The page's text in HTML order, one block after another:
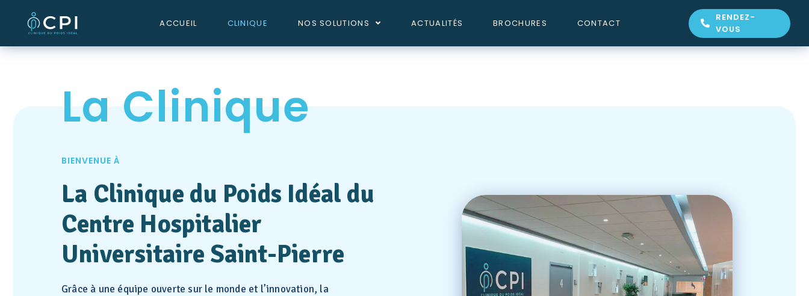
ACCUEIL CLINIQUE NOS SOLUTIONS ACTUALITÉS BROCHURES CONTACT
RENDEZ-
VOUS
La Clinique
BIENVENUE À
La Clinique du Poids Idéal du
Centre Hospitalier
Universitaire Saint-Pierre
Grâce à une équipe ouverte sur le monde et l’innovation, la